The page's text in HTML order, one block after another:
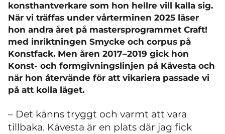
konsthantverkare som hon hellre vill kalla sig.
När vi träffas under vårterminen 2025 läser
hon andra året på mastersprogrammet Craft!
med inriktningen Smycke och corpus på
Konstfack. Men åren 2017–2019 gick hon
Konst- och formgivningslinjen på Kävesta och
när hon återvände för att vikariera passade vi
på att kolla läget.
– Det känns tryggt och varmt att vara
tillbaka. Kävesta är en plats där jag fick